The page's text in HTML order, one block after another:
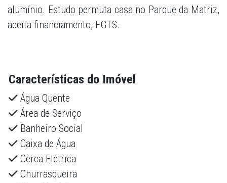
alumínio. Estudo permuta casa no Parque da Matriz,
aceita financiamento, FGTS.
Características do Imóvel
Água Quente
Área de Serviço
Banheiro Social
Caixa de Água
Cerca Elétrica
Churrasqueira